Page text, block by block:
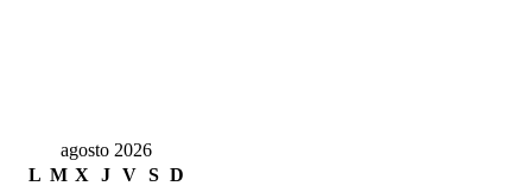
agosto 2026
L M X J V S D